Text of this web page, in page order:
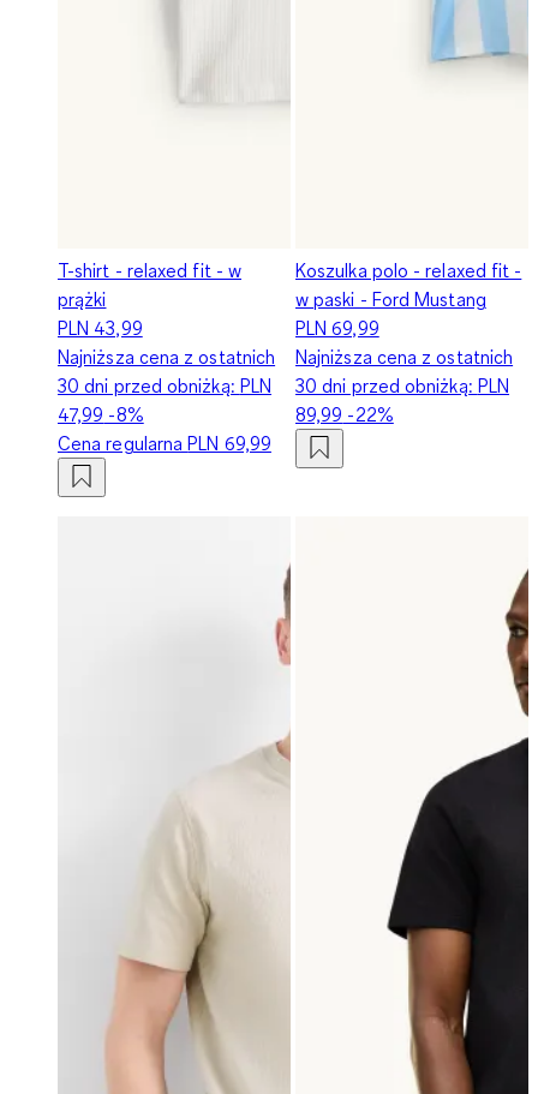
T-shirt - relaxed fit - w
prążki
PLN 43,99
Najniższa cena z ostatnich
30 dni przed obniżką: PLN
47,99 -8%
Cena regularnaPLN 69,99
Koszulka polo - relaxed fit -
w paski - Ford Mustang
PLN 69,99
Najniższa cena z ostatnich
30 dni przed obniżką: PLN
89,99 -22%